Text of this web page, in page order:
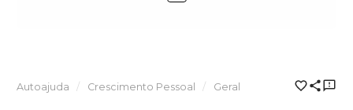
Autoajuda Crescimento Pessoal Geral